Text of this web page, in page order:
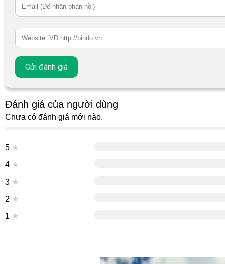
Đánh giá của người dùng
Chưa có đánh giá mới nào.
5 ★
4 ★
3 ★
2 ★
1 ★